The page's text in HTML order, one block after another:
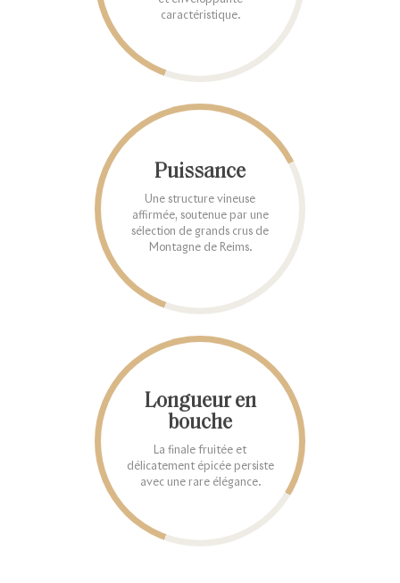
caractéristique.
Puissance
Une structure vineuse
affirmée, soutenue par une
sélection de grands crus de
Montagne de Reims.
Longueur en
bouche
La finale fruitée et
délicatement épicée persiste
avec une rare élégance.